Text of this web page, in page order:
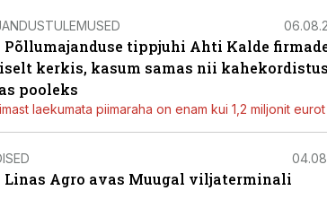
Põllumajanduse tippjuhi Ahti Kalde
kerkis, kasum samas nii
pooleks
laekumata piimaraha on enam kui 1,2 miljonit eurot
Linas Agro avas Muugal viljaterminali